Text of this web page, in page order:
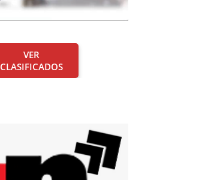
VER
CLASIFICADOS